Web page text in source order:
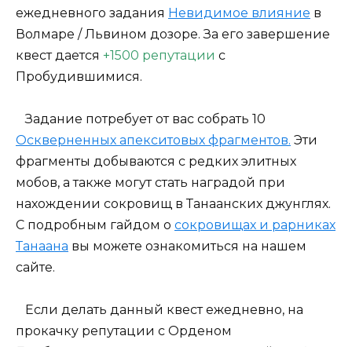
ежедневного задания Невидимое влияние в
Волмаре / Львином дозоре. За его завершение
квест дается +1500 репутации с
Пробудившимися.
Задание потребует от вас собрать 10
Оскверненных апекситовых фрагментов. Эти
фрагменты добываются с редких элитных
мобов, а также могут стать наградой при
нахождении сокровищ в Танаанских джунглях.
С подробным гайдом о сокровищах и рарниках
Танаана вы можете ознакомиться на нашем
сайте.
Если делать данный квест ежедневно, на
прокачку репутации с Орденом